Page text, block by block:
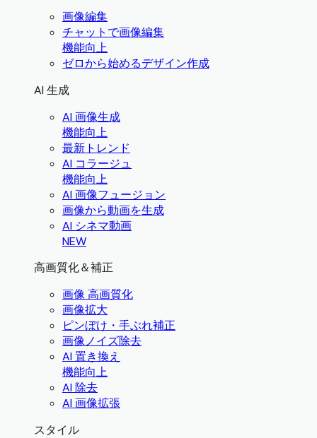
画像編集
チャットで画像編集
機能向上
ゼロから始めるデザイン作成
AI 生成
AI 画像生成
機能向上
最新トレンド
AI コラージュ
機能向上
AI 画像フュージョン
画像から動画を生成
AI シネマ動画
NEW
高画質化＆補正
画像 高画質化
画像拡大
ピンぼけ・手ぶれ補正
画像ノイズ除去
AI 置き換え
機能向上
AI 除去
AI 画像拡張
スタイル